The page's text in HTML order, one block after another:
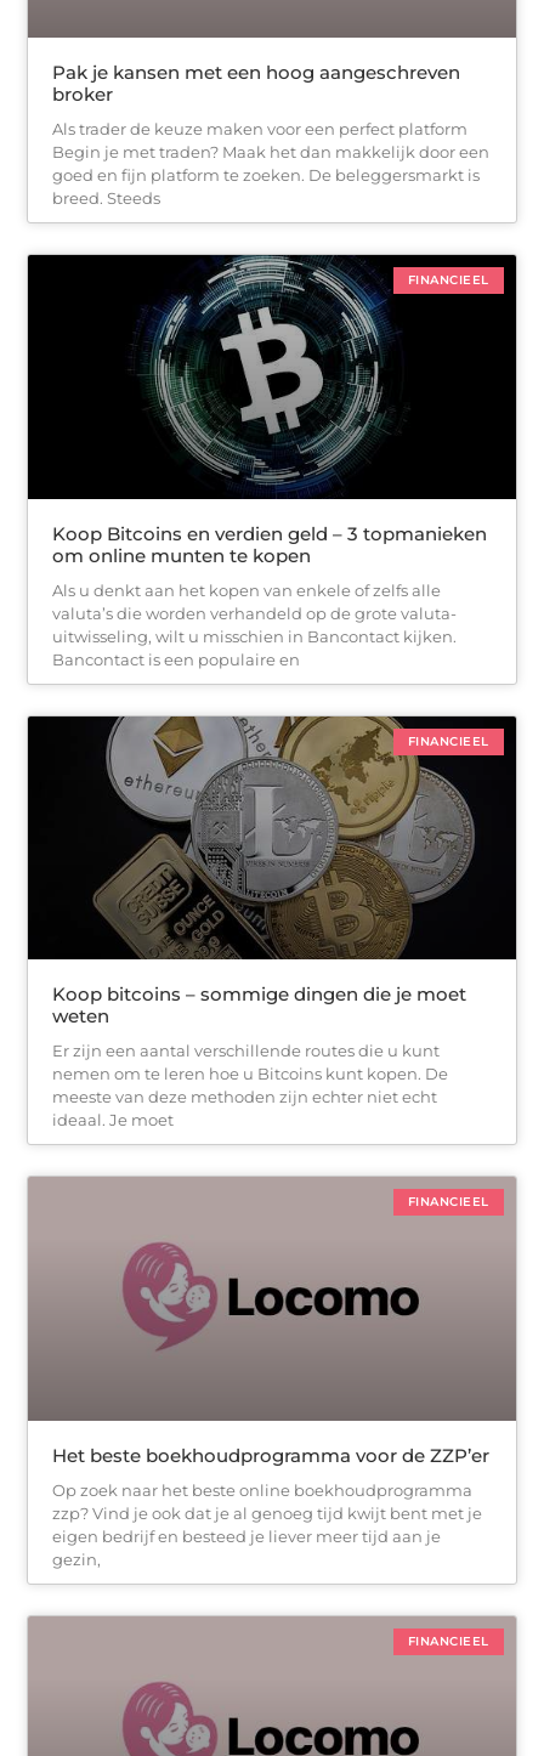
Pak je kansen met een hoog aangeschreven
broker
Als trader de keuze maken voor een perfect platform
Begin je met traden? Maak het dan makkelijk door een
goed en fijn platform te zoeken. De beleggersmarkt is
breed. Steeds
FINANCIEEL
Koop Bitcoins en verdien geld – 3 topmanieken
om online munten te kopen
Als u denkt aan het kopen van enkele of zelfs alle
valuta’s die worden verhandeld op de grote valuta-
uitwisseling, wilt u misschien in Bancontact kijken.
Bancontact is een populaire en
FINANCIEEL
Koop bitcoins – sommige dingen die je moet
weten
Er zijn een aantal verschillende routes die u kunt
nemen om te leren hoe u Bitcoins kunt kopen. De
meeste van deze methoden zijn echter niet echt
ideaal. Je moet
FINANCIEEL
Het beste boekhoudprogramma voor de ZZP’er
Op zoek naar het beste online boekhoudprogramma
zzp? Vind je ook dat je al genoeg tijd kwijt bent met je
eigen bedrijf en besteed je liever meer tijd aan je
gezin,
FINANCIEEL